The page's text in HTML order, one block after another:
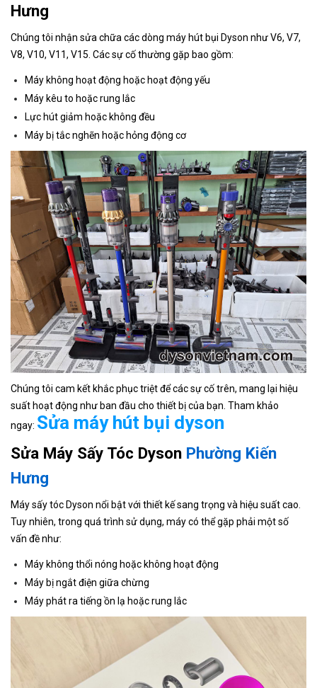
Hưng
Chúng tôi nhận sửa chữa các dòng máy hút bụi Dyson như V6, V7,
V8, V10, V11, V15. Các sự cố thường gặp bao gồm:
Máy không hoạt động hoặc hoạt động yếu
Máy kêu to hoặc rung lắc
Lực hút giảm hoặc không đều
Máy bị tắc nghẽn hoặc hỏng động cơ
Chúng tôi cam kết khắc phục triệt để các sự cố trên, mang lại hiệu
suất hoạt động như ban đầu cho thiết bị của bạn. Tham khảo
ngay: Sửa máy hút bụi dyson
Sửa Máy Sấy Tóc Dyson Phường Kiến
Hưng
Máy sấy tóc Dyson nổi bật với thiết kế sang trọng và hiệu suất cao.
Tuy nhiên, trong quá trình sử dụng, máy có thể gặp phải một số
vấn đề như:
Máy không thổi nóng hoặc không hoạt động
Máy bị ngắt điện giữa chừng
Máy phát ra tiếng ồn lạ hoặc rung lắc